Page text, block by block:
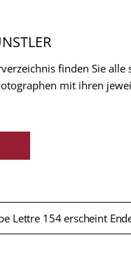
finden Sie
mit ihren
Lettre 154 erscheint